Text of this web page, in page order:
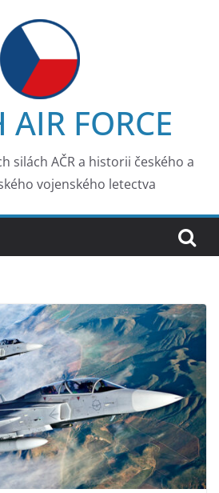
AIR FORCE
silách AČR a historii českého a
vojenského letectva